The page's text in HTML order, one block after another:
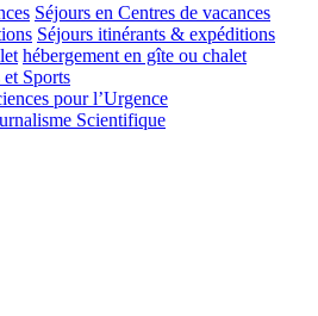
Séjours en Centres de vacances
Séjours itinérants & expéditions
hébergement en gîte ou chalet
et Sports
pour l’Urgence
Scientifique